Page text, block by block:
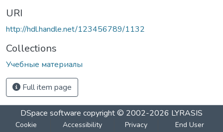
URI
http://hdl.handle.net/123456789/1132
Collections
Учебные материалы
Full item page
DSpace software copyright © 2002-2026 LYRASIS
Cookie
Accessibility
Privacy
End User